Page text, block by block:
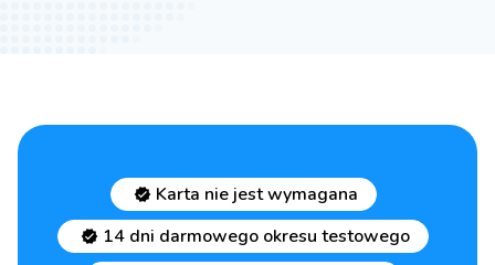
Karta nie jest wymagana
14 dni darmowego okresu testowego